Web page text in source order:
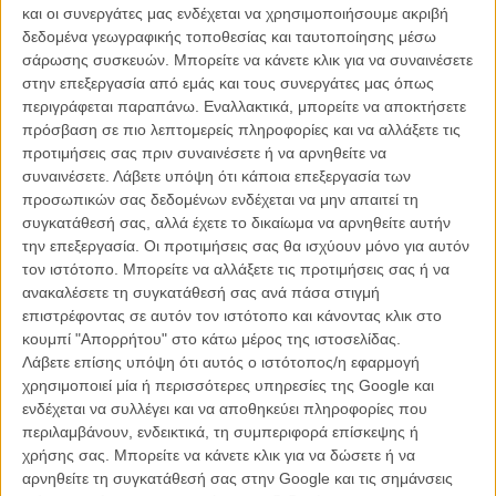
και οι συνεργάτες μας ενδέχεται να χρησιμοποιήσουμε ακριβή
δεδομένα γεωγραφικής τοποθεσίας και ταυτοποίησης μέσω
σάρωσης συσκευών. Μπορείτε να κάνετε κλικ για να συναινέσετε
στην επεξεργασία από εμάς και τους συνεργάτες μας όπως
περιγράφεται παραπάνω. Εναλλακτικά, μπορείτε να αποκτήσετε
πρόσβαση σε πιο λεπτομερείς πληροφορίες και να αλλάξετε τις
προτιμήσεις σας πριν συναινέσετε ή να αρνηθείτε να
συναινέσετε. Λάβετε υπόψη ότι κάποια επεξεργασία των
προσωπικών σας δεδομένων ενδέχεται να μην απαιτεί τη
συγκατάθεσή σας, αλλά έχετε το δικαίωμα να αρνηθείτε αυτήν
την επεξεργασία. Οι προτιμήσεις σας θα ισχύουν μόνο για αυτόν
τον ιστότοπο. Μπορείτε να αλλάξετε τις προτιμήσεις σας ή να
ανακαλέσετε τη συγκατάθεσή σας ανά πάσα στιγμή
επιστρέφοντας σε αυτόν τον ιστότοπο και κάνοντας κλικ στο
κουμπί "Απορρήτου" στο κάτω μέρος της ιστοσελίδας.
Λάβετε επίσης υπόψη ότι αυτός ο ιστότοπος/η εφαρμογή
χρησιμοποιεί μία ή περισσότερες υπηρεσίες της Google και
ενδέχεται να συλλέγει και να αποθηκεύει πληροφορίες που
περιλαμβάνουν, ενδεικτικά, τη συμπεριφορά επίσκεψης ή
χρήσης σας. Μπορείτε να κάνετε κλικ για να δώσετε ή να
αρνηθείτε τη συγκατάθεσή σας στην Google και τις σημάνσεις
άμμου όμως, αν ξέρεις πώς να τους χειριστείς, κατασκευάζουν και
τα κάστρα των παιδικών μας χρόνων. Κι αυτά τα κουβαλάμε για
πάντα.
Δείτε ακόμη
60ό Φεστιβάλ Θεσσαλονίκης: Τα κορίτσια του
«Winona» τραγουδούν στη βροχή
Γυρνώντας σε 16mm και με την κάμερα του Σίμου Σαρκετζή να